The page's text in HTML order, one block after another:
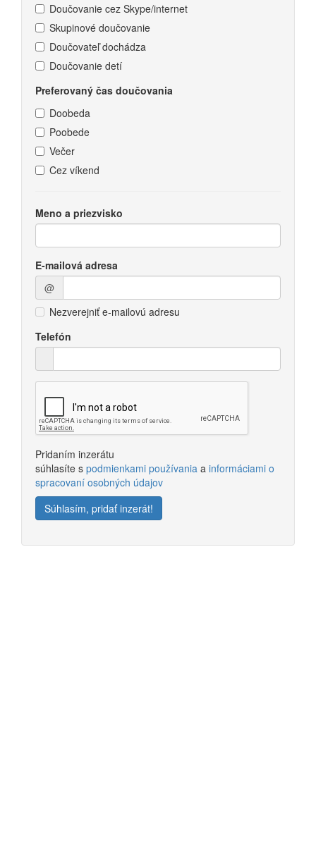
Doučovanie cez Skype/internet
Skupinové doučovanie
Doučovateľ dochádza
Doučovanie detí
Preferovaný čas doučovania
Doobeda
Poobede
Večer
Cez víkend
Meno a priezvisko
E-mailová adresa
@
Nezverejniť e-mailovú adresu
Telefón
Pridaním inzerátu
súhlasíte s podmienkami používania a informáciami o
spracovaní osobných údajov
Súhlasím, pridať inzerát!